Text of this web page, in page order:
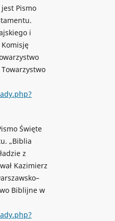
Pismo
i
Święte
„Biblia
z
Kazimierz
Biblijne w